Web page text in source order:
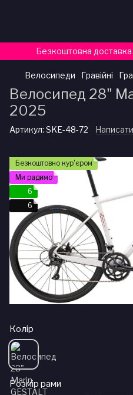
Безкоштовна доставка
Велосипеди Гравійні
Велосипед 28"
2025
Артикул: SKE-48-72 Написати
Безкоштовно кур'єром
Ми радимо
6
6
Колір
Розмір рами